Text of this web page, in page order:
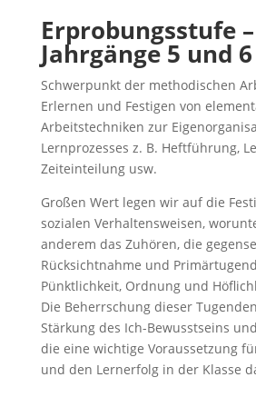
Erprobungsstufe –
Jahrgänge 5 und 6
Schwerpunkt der methodischen
Erlernen und Festigen von
Arbeitstechniken zur
Lernprozesses z. B. Heftführung,
Zeiteinteilung usw.
Großen Wert legen wir auf die
sozialen Verhaltensweisen,
anderem das Zuhören, die
Rücksichtnahme und
Pünktlichkeit, Ordnung und
Die Beherrschung dieser
Stärkung des Ich-Bewusstseins
die eine wichtige Voraussetzung
und den Lernerfolg in der Klasse